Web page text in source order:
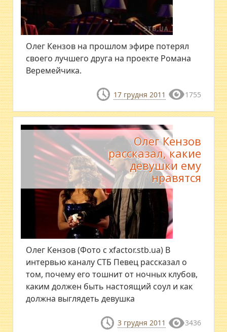
Олег Кензов на прошлом эфире потерял
своего лучшего друга на проекте Романа
Веремейчика.
17 грудня 2011 1755
Олег Кензов
рассказал, какие
девушки ему
нравятся
Олег Кензов (Фото с xfactor.stb.ua) В
интервью каналу СТБ Певец рассказал о
том, почему его тошнит от ночных клубов,
каким должен быть настоящий соул и как
должна выглядеть девушка
3 грудня 2011 3436